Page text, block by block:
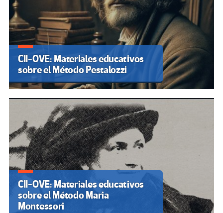
CII-OVE: Materiales educativos
sobre el Método Pestalozzi
CII-OVE: Materiales educativos
sobre el Método Maria
Montessori